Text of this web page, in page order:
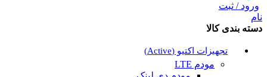
ورود / ثبت
نام
دسته بندی کالا
تجهیزات اکتیو (Active)
مودم LTE